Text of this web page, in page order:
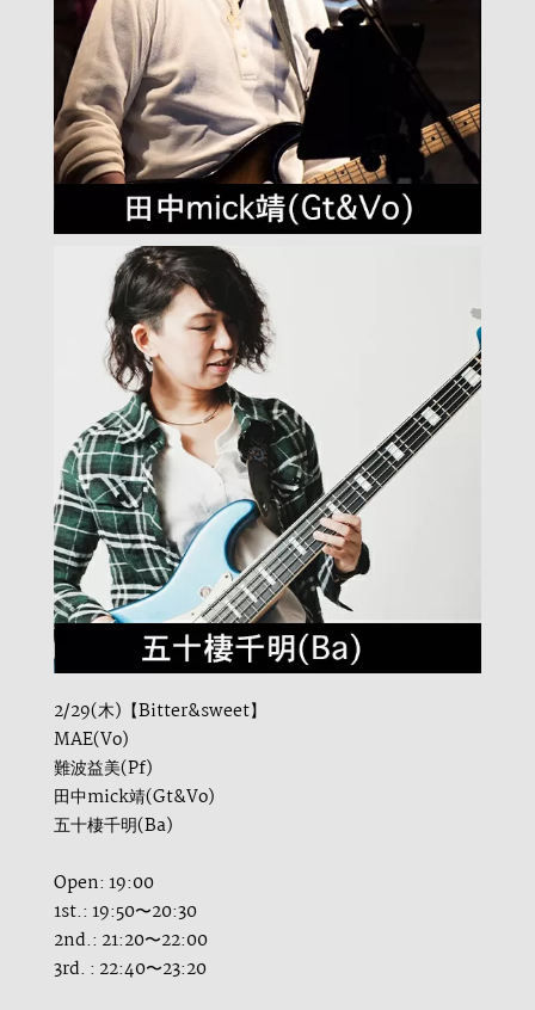
2/29(木)【Bitter&sweet】
MAE(Vo)
難波益美(Pf)
田中mick靖(Gt&Vo)
五十棲千明(Ba)
Open: 19:00
1st.: 19:50〜20:30
2nd.: 21:20〜22:00
3rd. : 22:40〜23:20